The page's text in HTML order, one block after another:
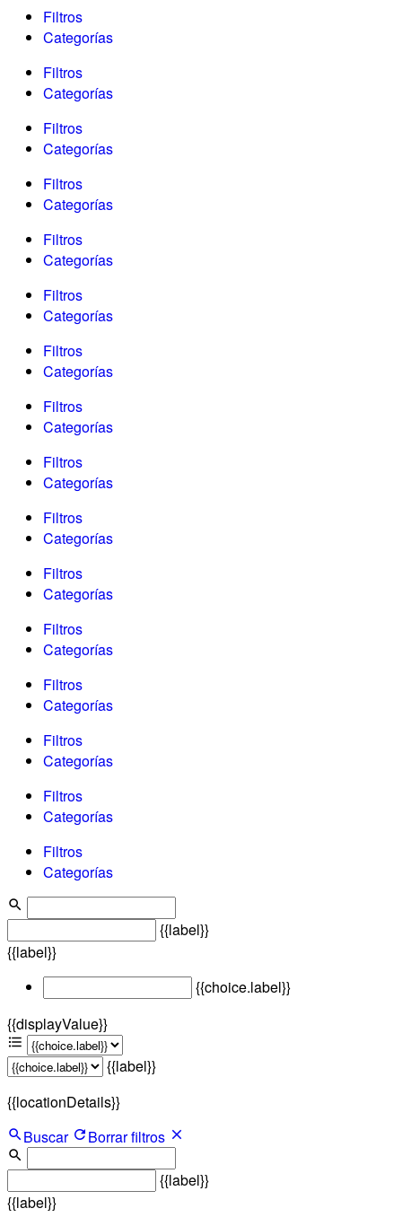
Filtros
Categorías
Filtros
Categorías
Filtros
Categorías
Filtros
Categorías
Filtros
Categorías
Filtros
Categorías
Filtros
Categorías
Filtros
Categorías
Filtros
Categorías
Filtros
Categorías
Filtros
Categorías
Filtros
Categorías
Filtros
Categorías
Filtros
Categorías
Filtros
Categorías
Filtros
Categorías
{{label}}
{{label}}
{{choice.label}}
{{displayValue}}
{{label}}
{{locationDetails}}
Buscar
Borrar filtros
{{label}}
{{label}}